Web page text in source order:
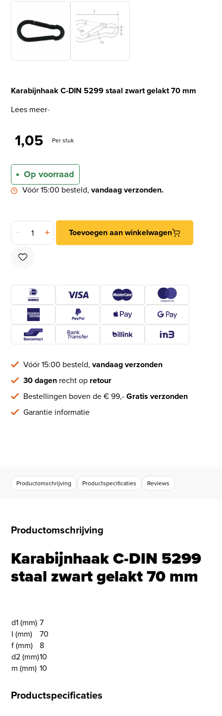
Karabijnhaak C-DIN 5299 staal zwart gelakt 70 mm
Lees meer
1,05 Per stuk
Op voorraad
Vóór 15:00 besteld,vandaag verzonden.
DX Karabijnhaak C-DIN 5299 staal zwart gelakt 70 mm aantal
Toevoegen aan winkelwagen
Vóór 15:00 besteld,vandaag verzonden
30 dagen recht op retour
Bestellingen boven de € 99,-Gratis verzonden
Garantie informatie
Productomschrijving Productspecificaties Reviews
Productomschrijving
Karabijnhaak C-DIN 5299
staal zwart gelakt 70 mm
d1 (mm) 7
I (mm)
70
f (mm)
8
d2 (mm)10
m (mm) 10
Productspecificaties